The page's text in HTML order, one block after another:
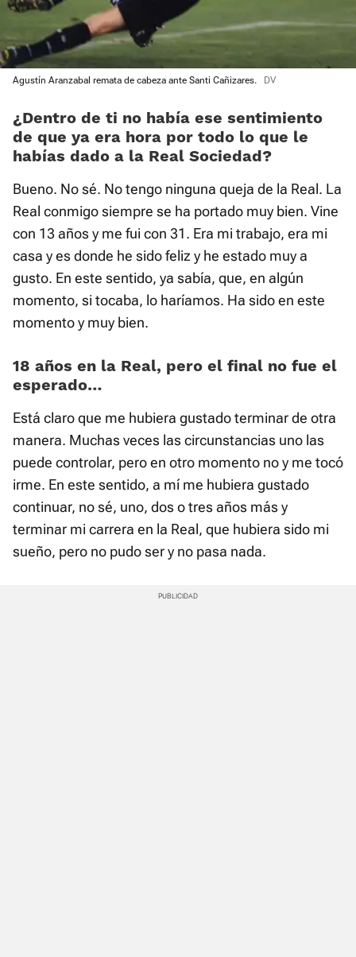
Agustín Aranzabal remata de cabeza ante Santi Cañizares. DV
¿Dentro de ti no había ese sentimiento
de que ya era hora por todo lo que le
habías dado a la Real Sociedad?
Bueno. No sé. No tengo ninguna queja de la Real. La
Real conmigo siempre se ha portado muy bien. Vine
con 13 años y me fui con 31. Era mi trabajo, era mi
casa y es donde he sido feliz y he estado muy a
gusto. En este sentido, ya sabía, que, en algún
momento, si tocaba, lo haríamos. Ha sido en este
momento y muy bien.
18 años en la Real, pero el final no fue el
esperado…
Está claro que me hubiera gustado terminar de otra
manera. Muchas veces las circunstancias uno las
puede controlar, pero en otro momento no y me tocó
irme. En este sentido, a mí me hubiera gustado
continuar, no sé, uno, dos o tres años más y
terminar mi carrera en la Real, que hubiera sido mi
sueño, pero no pudo ser y no pasa nada.